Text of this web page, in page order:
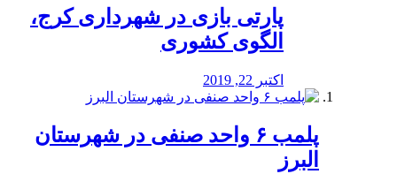
پارتی بازی در شهرداری کرج،
الگوی کشوری
اکتبر 22, 2019
پلمب ۶ واحد صنفی در شهرستان
البرز